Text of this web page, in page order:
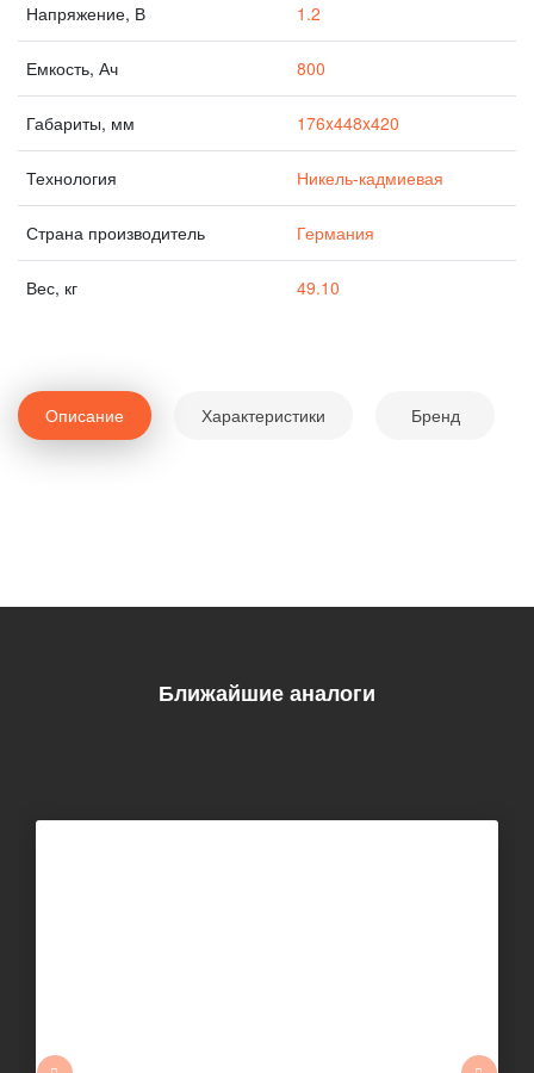
Напряжение, В 1.2
Емкость, Ач 800
Габариты, мм 176x448x420
Технология Никель-кадмиевая
Страна производитель Германия
Вес, кг 49.10
Описание Характеристики Бренд
Ближайшие аналоги